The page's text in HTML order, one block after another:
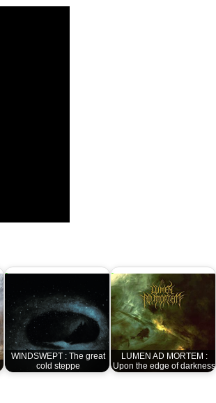
WINDSWEPT : The great
cold steppe
LUMEN AD MORTEM :
Upon the edge of darkness